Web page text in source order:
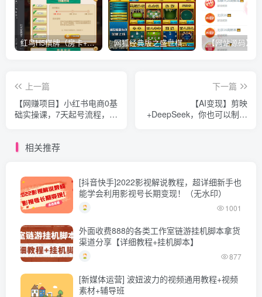
红鸟H5棋牌（房卡+金币）全套双模式游戏源码 网狐经典版之盛世棋牌完整游戏源码（包含文档、架设教程、网站、源代码等）
上一篇
【网赚项目】小红书电商0基
础实操课，7天起号流程，选
下一篇
【AI变现】剪映
+DeepSeek，你也可以制作
相关推荐
[抖音快手]2022影视解说教程，超详细新手也
能学会利用影视号长期变现！（无水印）
1001
外面收费888的各类工作室链游挂机脚本拿货
渠道分享【详细教程+挂机脚本】
877
[新媒体运营] 波妞波力的视频通用教程+视频
素材+辅导班